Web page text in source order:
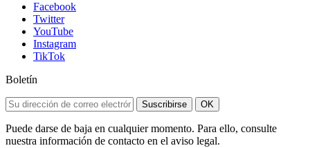
Facebook
Twitter
YouTube
Instagram
TikTok
Boletín
Suscribirse OK
Puede darse de baja en cualquier momento. Para ello, consulte
nuestra información de contacto en el aviso legal.